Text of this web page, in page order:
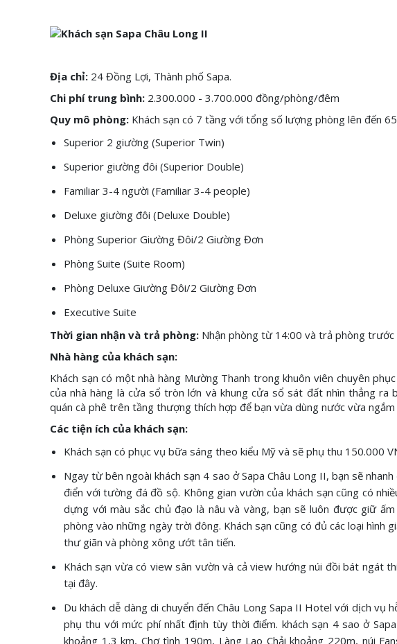
Địa chỉ: 24 Đồng Lợi, Thành phố Sapa.
Chi phí trung bình: 2.300.000 - 3.700.000 đồng/phòng/đêm
Quy mô phòng: Khách sạn có 7 tầng với tổng số lượng phòng lên đến
Superior 2 giường (Superior Twin)
Superior giường đôi (Superior Double)
Familiar 3-4 người (Familiar 3-4 people)
Deluxe giường đôi (Deluxe Double)
Phòng Superior Giường Đôi/2 Giường Đơn
Phòng Suite (Suite Room)
Phòng Deluxe Giường Đôi/2 Giường Đơn
Executive Suite
Thời gian nhận và trả phòng: Nhận phòng từ 14:00 và trả phòng trước
Nhà hàng của khách sạn:
Khách sạn có một nhà hàng Mường Thanh trong khuôn viên chuyên
của nhà hàng là cửa sổ tròn lớn và khung cửa sổ sát đất nhìn thẳng ra
quán cà phê trên tầng thượng thích hợp để bạn vừa dùng nước vừa
Các tiện ích của khách sạn:
Khách sạn có phục vụ bữa sáng theo kiểu Mỹ và sẽ phụ thu 150.000
Ngay từ bên ngoài khách sạn 4 sao ở Sapa Châu Long II, bạn sẽ
điển với tường đá đồ sộ. Không gian vườn của khách sạn cũng có
dựng với màu sắc chủ đạo là nâu và vàng, bạn sẽ luôn được giữ
phòng vào những ngày trời đông. Khách sạn cũng có đủ các loại hình
thư giãn và phòng xông ướt tân tiến.
Khách sạn vừa có view sân vườn và cả view hướng núi đồi bát ngát
tại đây.
Du khách dễ dàng di chuyển đến Châu Long Sapa II Hotel với dịch vụ
phụ thu với mức phí nhất định tùy thời điểm. khách sạn 4 sao ở
khoảng 1,3 km, Chợ tình 190m, Làng Lao Chải khoảng 220m, núi